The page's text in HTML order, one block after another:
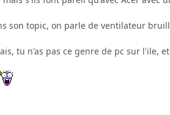
son topic, on parle de ventilateur
tu n'as pas ce genre de pc sur l'ile,